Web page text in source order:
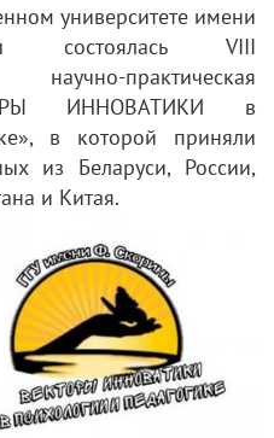
университете имени
состоялась VIII
практическая
ИННОВАТИКИ в
в которой приняли
из Беларуси, России,
и Китая.